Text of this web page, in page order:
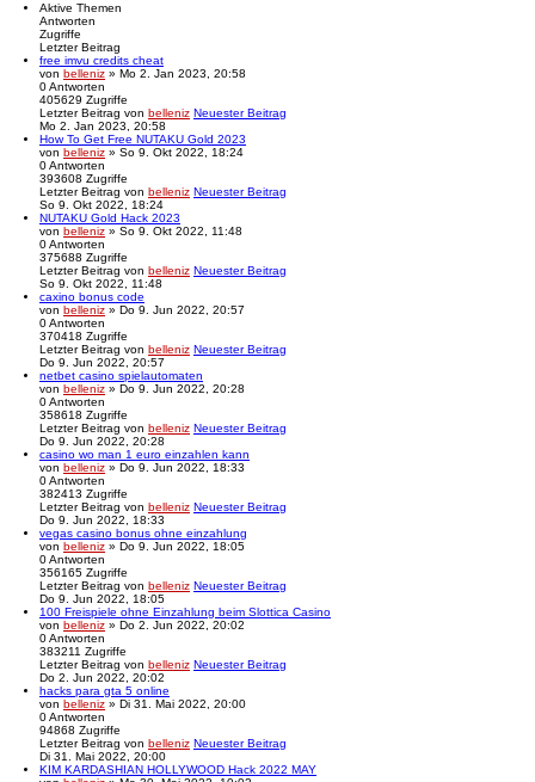
Aktive Themen
Antworten
Zugriffe
Letzter Beitrag
free imvu credits cheat
von belleniz » Mo 2. Jan 2023, 20:58
0Antworten
405629 Zugriffe
Letzter Beitrag von belleniz Neuester Beitrag
Mo 2. Jan 2023, 20:58
How To Get Free NUTAKU Gold 2023
von belleniz » So 9. Okt 2022, 18:24
0Antworten
393608 Zugriffe
Letzter Beitrag von belleniz Neuester Beitrag
So 9. Okt 2022, 18:24
NUTAKU Gold Hack 2023
von belleniz » So 9. Okt 2022, 11:48
0Antworten
375688 Zugriffe
Letzter Beitrag von belleniz Neuester Beitrag
So 9. Okt 2022, 11:48
caxino bonus code
von belleniz » Do 9. Jun 2022, 20:57
0Antworten
370418 Zugriffe
Letzter Beitrag von belleniz Neuester Beitrag
Do 9. Jun 2022, 20:57
netbet casino spielautomaten
von belleniz » Do 9. Jun 2022, 20:28
0Antworten
358618 Zugriffe
Letzter Beitrag von belleniz Neuester Beitrag
Do 9. Jun 2022, 20:28
casino wo man 1 euro einzahlen kann
von belleniz » Do 9. Jun 2022, 18:33
0Antworten
382413 Zugriffe
Letzter Beitrag von belleniz Neuester Beitrag
Do 9. Jun 2022, 18:33
vegas casino bonus ohne einzahlung
von belleniz » Do 9. Jun 2022, 18:05
0Antworten
356165 Zugriffe
Letzter Beitrag von belleniz Neuester Beitrag
Do 9. Jun 2022, 18:05
100 Freispiele ohne Einzahlung beim Slottica Casino
von belleniz » Do 2. Jun 2022, 20:02
0Antworten
383211 Zugriffe
Letzter Beitrag von belleniz Neuester Beitrag
Do 2. Jun 2022, 20:02
hacks para gta 5 online
von belleniz » Di 31. Mai 2022, 20:00
0Antworten
94868 Zugriffe
Letzter Beitrag von belleniz Neuester Beitrag
Di 31. Mai 2022, 20:00
KIM KARDASHIAN HOLLYWOOD Hack 2022 MAY